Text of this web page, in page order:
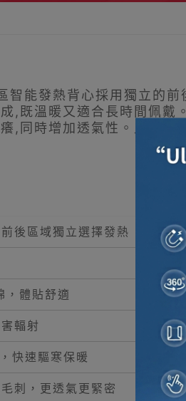
智能發熱背心採用獨立的
,既溫暖又適合長時間佩
,同時增加透氣性。此外,
後區域獨立選擇發熱
，體貼舒適
輻射
快速驅寒保暖
刺，更透氣更緊密